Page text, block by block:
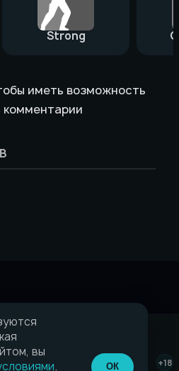
Strong
иметь возможность
комментарии
+18
вы
. ОК